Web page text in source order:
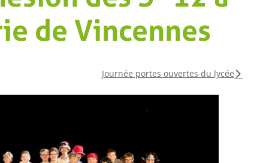
de Vincennes
Journée portes ouvertes du lycée